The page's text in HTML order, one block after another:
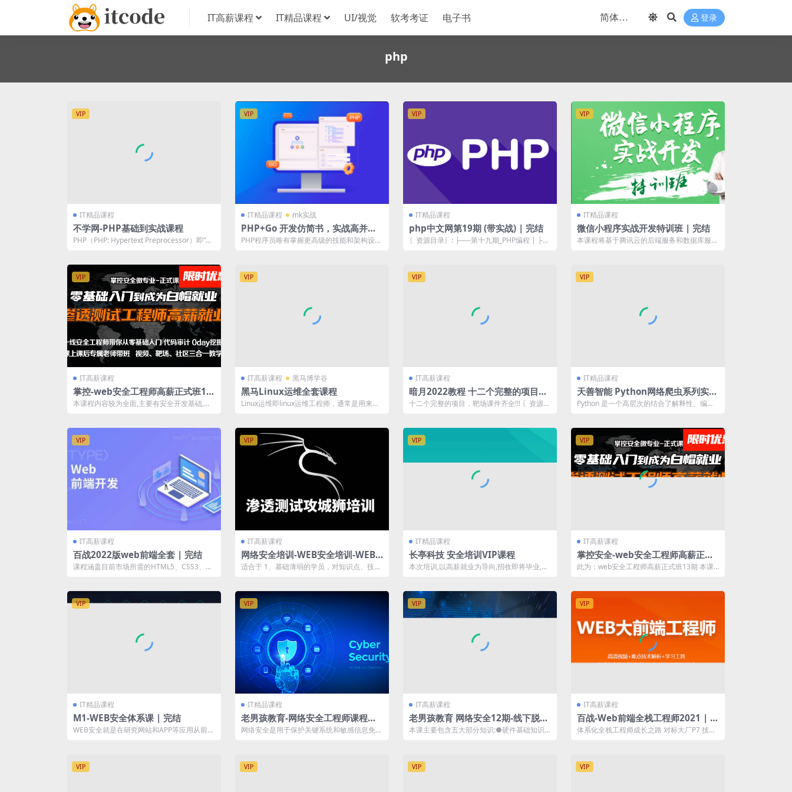
IT高薪课程 IT精品课程 UI/视觉 软考考证 电子书 登录
php
VIP
IT精品课程
不学网-PHP基础到实战课程
PHP（PHP: Hypertext Preprocessor）即“超
VIP
IT精品课程 mk实战
PHP+Go 开发仿简书，实战高并发
高可用微服务架构 | 更新完成
PHP程序员唯有掌握更高级的技能和架构设计
VIP
IT精品课程
php中文网第19期 (带实战) | 完结
〖资源目录〗: ├──第十九期_PHP编程 | ├─
VIP
IT精品课程
微信小程序实战开发特训班 | 完结
本课程将基于腾讯云的后端服务和数据库服
VIP
IT高薪课程
掌控-web安全工程师高薪正式班14
期|价值6798元|2022年|重磅首发|
本课程内容较为全面,主要有安全开发基础,漏
VIP
IT高薪课程 黑马博学谷
黑马Linux运维全套课程
Linux运维即linux运维工程师，通常是用来维
VIP
IT高薪课程
暗月2022教程 十二个完整的项目，
靶场课件齐全 | 完结
十二个完整的项目，靶场课件齐全!!! 〖资源目
VIP
IT精品课程
天善智能 Python网络爬虫系列实战
教程
Python 是一个高层次的结合了解释性、编译
VIP
IT高薪课程
百战2022版web前端全套 | 完结
课程涵盖目前市场所需的HTML5、CSS3、移
VIP
IT高薪课程
网络安全培训-WEB安全培训-WEB
渗透测试 暗月渗透测试 | 完结
适合于 1、基础薄弱的学员，对知识点、技
VIP
IT精品课程
长亭科技 安全培训VIP课程
本次培训,以高薪就业为导向,招收即将毕业,以
VIP
IT高薪课程
掌控安全-web安全工程师高薪正式
班/渗透/白帽/linux/网络安全/ctf/
此为：web安全工程师高薪正式班13期 本课
VIP
IT精品课程
M1-WEB安全体系课 | 完结
WEB安全就是在研究网站和APP等应用从前端
VIP
IT精品课程
老男孩教育-网络安全工程师课程第9
期 | 完结
网络安全是用于保护关键系统和敏感信息免遭
VIP
IT高薪课程
老男孩教育 网络安全12期-线下脱产
| 完结
本课主要包含五大部分知识:●硬件基础知识
VIP
IT高薪课程
百战-Web前端全栈工程师2021 | 完
结
体系化全栈工程师成长之路 对标大厂P7 技术
VIP VIP VIP VIP